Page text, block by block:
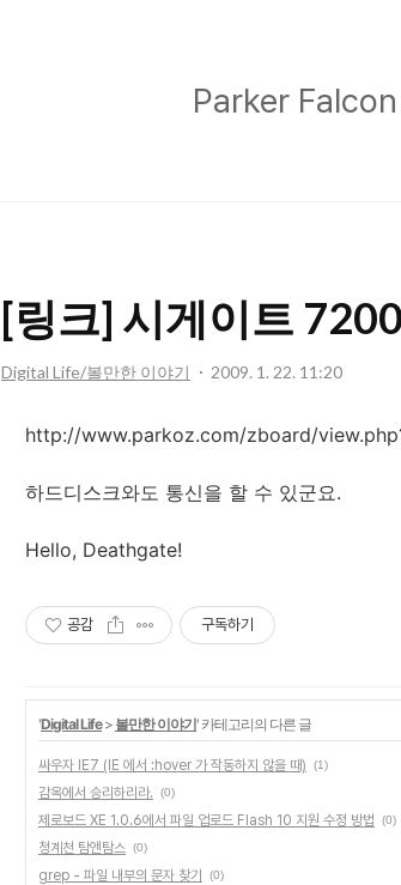
Parker
[링크] 시게이트
Digital Life/볼만한 이야기 2009. 1. 22. 11:20
http://www.parkoz.com/zboard/
하드디스크와도 통신을 할 수 있군요.
Hello, Deathgate!
공감 구독하기
'Digital Life> 볼만한 이야기' 카테고리의 다른 글
싸우자 IE7 (IE 에서 :hover 가 작동하지 않을 때) (1)
감옥에서 승리하리라. (0)
제로보드 XE 1.0.6에서 파일 업로드 Flash 10 지원 수정 방법 (0)
청계천 탐앤탐스 (0)
grep - 파일 내부의 문자 찾기 (0)